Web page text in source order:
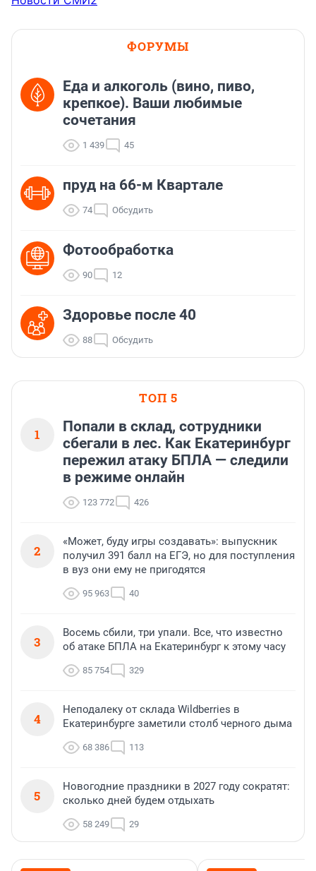
ФОРУМЫ
Еда и алкоголь (вино, пиво,
крепкое). Ваши любимые
сочетания
1 439 45
пруд на 66-м Квартале
74 Обсудить
Фотообработка
90 12
Здоровье после 40
88 Обсудить
ТОП 5
1
Попали в склад, сотрудники
сбегали в лес. Как Екатеринбург
пережил атаку БПЛА — следили
в режиме онлайн
123 772 426
2
«Может, буду игры создавать»: выпускник
получил 391 балл на ЕГЭ, но для поступления
в вуз они ему не пригодятся
95 963 40
3
Восемь сбили, три упали. Все, что известно
об атаке БПЛА на Екатеринбург к этому часу
85 754 329
4
Неподалеку от склада Wildberries в
Екатеринбурге заметили столб черного дыма
68 386 113
5
Новогодние праздники в 2027 году сократят:
сколько дней будем отдыхать
58 249 29